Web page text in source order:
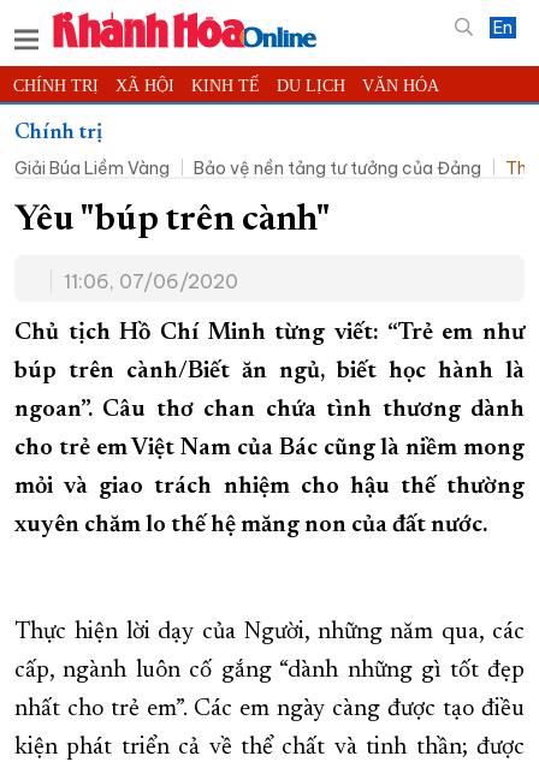
En
CHÍNH TRỊ XÃ HỘI KINH TẾ DU LỊCH VĂN HÓA
THỂ THAO
KHOA HỌC - CÔNG NGHỆ PHÁP LUẬT BẠN ĐỌC PHÓNG SỰ
THẾ GIỚI MULTIMEDIA VIDEO ĐỌC BÁO ONLINE
QUY HOẠCH TỈNH KHÁNH HÒA
TRƯỜNG SA BIỂN ĐẢO QUÊ HƯƠNG
CHUNG TAY CẢI CÁCH HÀNH CHÍNH
XÂY DỰNG NÔNG THÔN MỚI LỊCH CẮT ĐIỆN
TÀU - XE - MÁY BAY
KỶ NIỆM 370 NĂM XÂY DỰNG VÀ PHÁT TRIỂN TỈNH KHÁNH HÒA
KHOẢNH KHẮC ĐẸP XỨ TRẦM
ĐẠI HỘI ĐẢNG CÁC CẤP TRANG CHỦ VỀ BÁO KHÁNH HÒA
Chính trị
Giải Búa Liềm Vàng
Bảo vệ nền tảng tư tưởng của Đảng
Yêu "búp trên cành"
11:06, 07/06/2020
Chủ tịch Hồ Chí Minh từng viết: “Trẻ em như
búp trên cành/Biết ăn ngủ, biết học hành là
ngoan”. Câu thơ chan chứa tình thương dành
cho trẻ em Việt Nam của Bác cũng là niềm mong
mỏi và giao trách nhiệm cho hậu thế thường
xuyên chăm lo thế hệ măng non của đất nước.
Thực hiện lời dạy của Người, những năm qua, các
cấp, ngành luôn cố gắng “dành những gì tốt đẹp
nhất cho trẻ em”. Các em ngày càng được tạo điều
kiện phát triển cả về thể chất và tinh thần; được